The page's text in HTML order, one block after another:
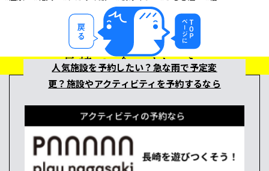
人気施設を予約したい？急な雨で予定変
更？施設やアクティビティを予約するなら